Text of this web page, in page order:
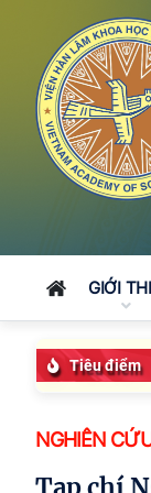
GIỚI
Tiêu điểm
NGHIÊN